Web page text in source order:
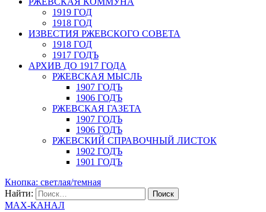
1919 ГОД
1918 ГОД
ИЗВЕСТИЯ РЖЕВСКОГО СОВЕТА
1918 ГОД
1917 ГОДЪ
АРХИВ ДО 1917 ГОДА
РЖЕВСКАЯ МЫСЛЬ
1907 ГОДЪ
1906 ГОДЪ
РЖЕВСКАЯ ГАЗЕТА
1907 ГОДЪ
1906 ГОДЪ
РЖЕВСКИЙ СПРАВОЧНЫЙ ЛИСТОК
1902 ГОДЪ
1901 ГОДЪ
Кнопка: светлая/темная
Найти:
MAX-КАНАЛ